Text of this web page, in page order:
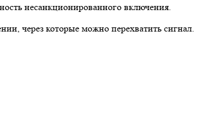
несанкционированного включения.
через которые можно перехватить сигнал.